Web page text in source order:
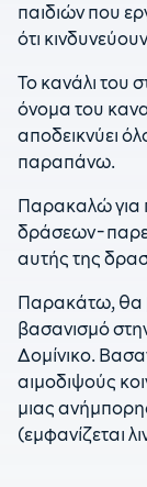
παιδιών που
ότι
Το κανάλι του
όνομα του
αποδεικνύει
παραπάνω.
Παρακαλώ για
δράσεων-
αυτής της
Παρακάτω, θα
βασανισμό
Δομίνικο.
αιμοδιψούς
μιας
(εμφανίζεται